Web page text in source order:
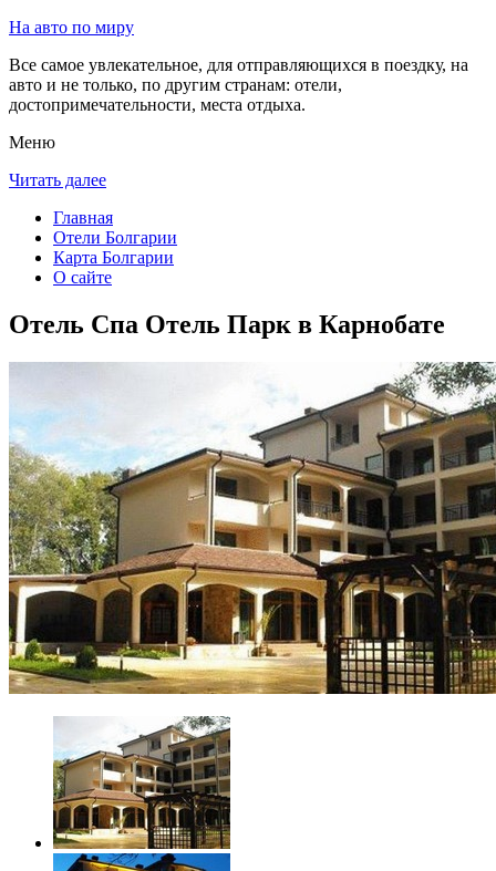
На авто по миру
Все самое увлекательное, для отправляющихся в поездку, на
авто и не только, по другим странам: отели,
достопримечательности, места отдыха.
Меню
Читать далее
Главная
Отели Болгарии
Карта Болгарии
О сайте
Отель Спа Отель Парк в Карнобате